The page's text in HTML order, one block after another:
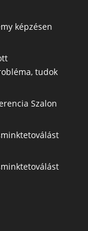
képzésen
tudok
Szalon